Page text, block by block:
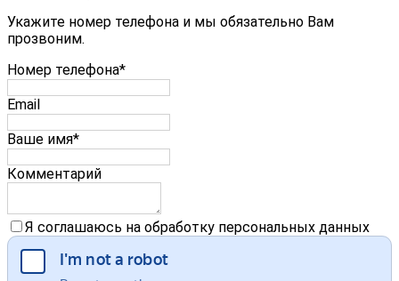
Укажите номер телефона и мы обязательно Вам
прозвоним.
Номер телефона*
Email
Ваше имя*
Комментарий
Я соглашаюсь на обработку персональных данных